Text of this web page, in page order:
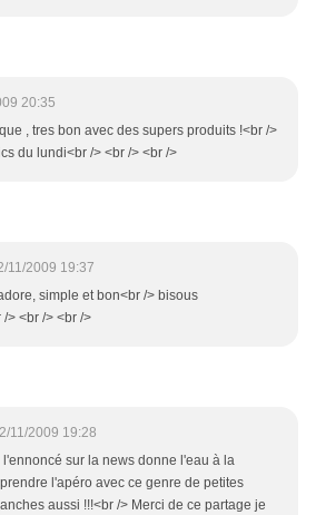
20:35
, tres bon avec des supers produits !<br />
du lundi<br /> <br /> <br />
11/2009 19:37
simple et bon<br /> bisous
> <br /> <br />
11/2009 19:28
sur la news donne l'eau à la
l'apéro avec ce genre de petites
aussi !!!<br /> Merci de ce partage je